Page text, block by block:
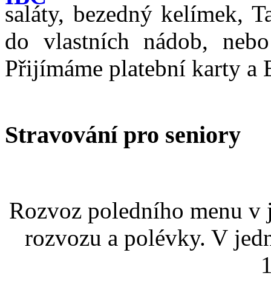
saláty, bezedný kelímek,
do vlastních nádob,
Přijímáme platební karty a
Stravování pro seniory
Rozvoz poledního menu
rozvozu a polévky. V